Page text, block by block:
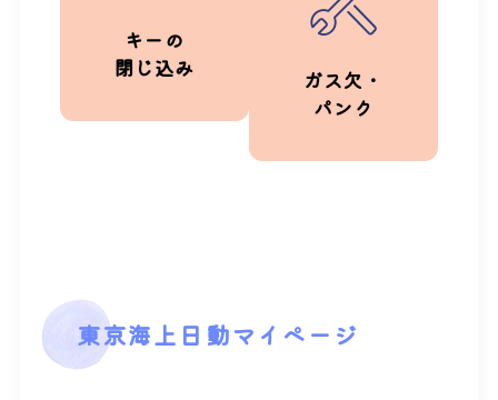
キーの
閉じ込み
ガス欠・
パンク
東京海上日動マイページ